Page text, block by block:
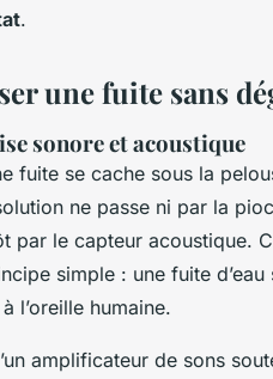
.
une fuite sans
sonore et acoustique
fuite se cache sous la
ne passe ni par la
par le capteur acoustique.
simple : une fuite
l’oreille humaine.
amplificateur de sons